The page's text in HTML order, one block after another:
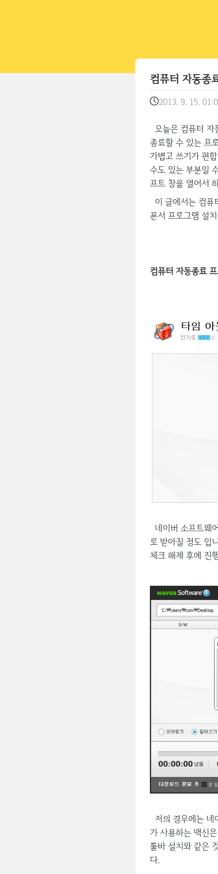
컴퓨터 자동종
2013. 9. 15.
오늘은 컴퓨터 자
종료할 수 있는 프
가볍고 쓰기가 편
수도 있는 부분일
프트 창을 열어서
이 글에서는 컴
폰서 프로그램 설
컴퓨터 자동종료
네이버 소프트웨
로 받아질 정도 입
체크 해제 후에 진
저의 경우에는 네
가 사용하는 백신
툴바 설치와 같은
다.